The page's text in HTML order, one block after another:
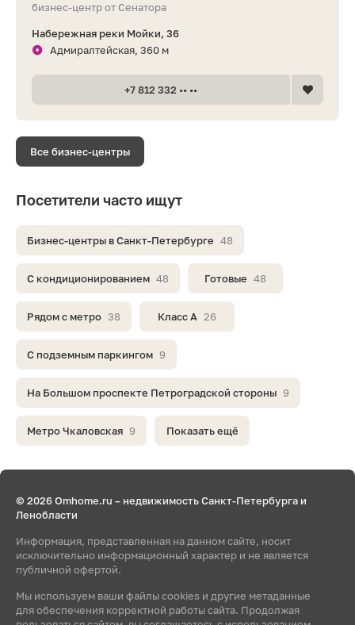
бизнес-центр от Сенатора
Набережная реки Мойки, 36
Адмиралтейская, 360 м
+7 812 332 •• ••
Все бизнес-центры
Посетители часто ищут
Бизнес-центры в Санкт-Петербурге 48
С кондиционированием 48 Готовые 48
Рядом с метро 38 Класс A 26
С подземным паркингом 9
На Большом проспекте Петроградской стороны 9
Метро Чкаловская 9 Показать ещё
© 2026 Omhome.ru – недвижимость Санкт-Петербурга и
Ленобласти
Информация, представленная на данном сайте, носит
исключительно информационный характер и не является
публичной офертой.
Мы используем ваши файлы cookies и другие метаданные
для обеспечения корректной работы сайта. Продолжая